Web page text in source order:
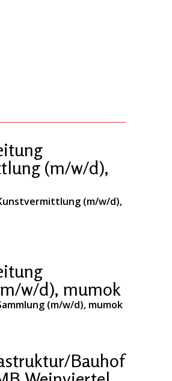
(m/w/d),
(m/w/d),
w/d), mumok
(m/w/d), mumok
Bauhof